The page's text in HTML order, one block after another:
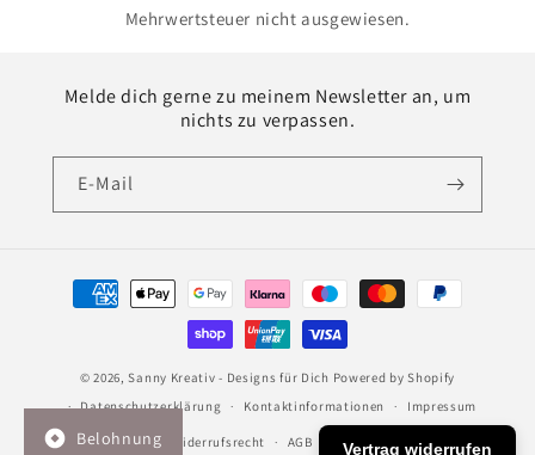
Mehrwertsteuer nicht ausgewiesen.
Melde dich gerne zu meinem Newsletter an, um
nichts zu verpassen.
E-Mail
Zahlungsmethoden
© 2026, Sanny Kreativ - Designs für Dich Powered by Shopify
Datenschutzerklärung
Kontaktinformationen Impressum
Widerrufsrecht AGB Versand
Vertrag widerrufen
Belohnung